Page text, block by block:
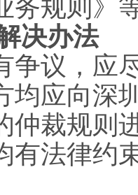
务规则》
决办法
争议，应
均应向深
仲裁规则
有法律约